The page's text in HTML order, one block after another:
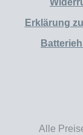
Erklärung
Alle